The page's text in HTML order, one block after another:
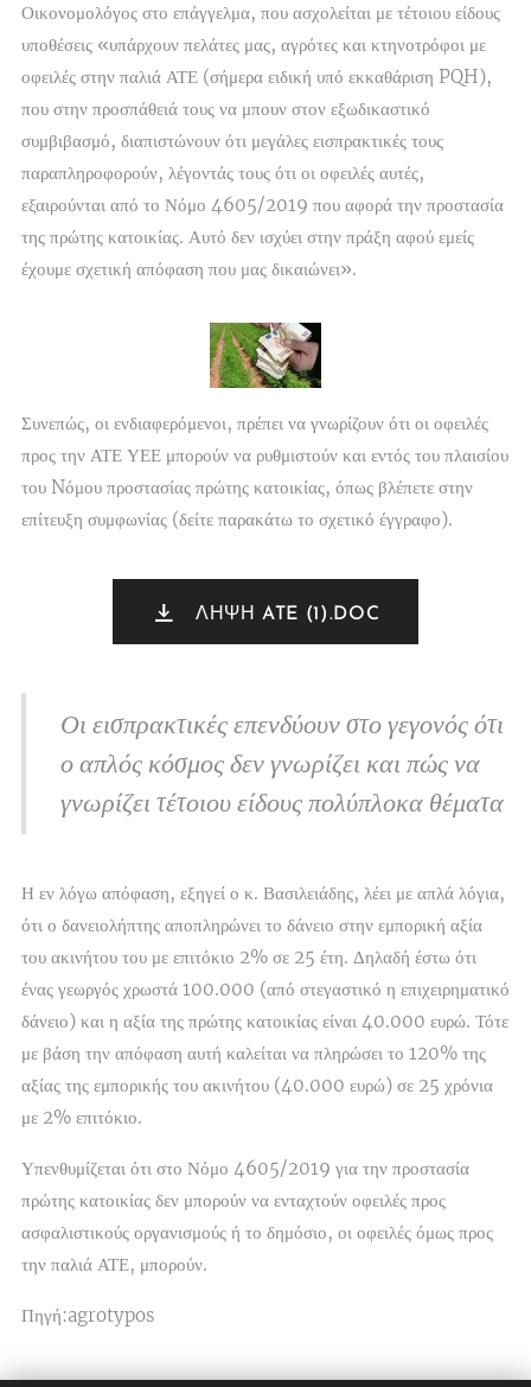
Οικονομολόγος στο επάγγελμα, που ασχολείται με τέτοιου είδους
υποθέσεις «υπάρχουν πελάτες μας, αγρότες και κτηνοτρόφοι με
οφειλές στην παλιά ΑΤΕ (σήμερα ειδική υπό εκκαθάριση PQH),
που στην προσπάθειά τους να μπουν στον εξωδικαστικό
συμβιβασμό, διαπιστώνουν ότι μεγάλες εισπρακτικές τους
παραπληροφορούν, λέγοντάς τους ότι οι οφειλές αυτές,
εξαιρούνται από το Νόμο 4605/2019 που αφορά την προστασία
της πρώτης κατοικίας. Αυτό δεν ισχύει στην πράξη αφού εμείς
έχουμε σχετική απόφαση που μας δικαιώνει».
Συνεπώς, οι ενδιαφερόμενοι, πρέπει να γνωρίζουν ότι οι οφειλές
προς την ΑΤΕ ΥΕΕ μπορούν να ρυθμιστούν και εντός του πλαισίου
του Nόμου προστασίας πρώτης κατοικίας, όπως βλέπετε στην
επίτευξη συμφωνίας (δείτε παρακάτω το σχετικό έγγραφο).
ΛΗΨΗ ATE (1).DOC
Οι εισπρακτικές επενδύουν στο γεγονός ότι
ο απλός κόσμος δεν γνωρίζει και πώς να
γνωρίζει τέτοιου είδους πολύπλοκα θέματα
Η εν λόγω απόφαση, εξηγεί ο κ. Βασιλειάδης, λέει με απλά λόγια,
ότι ο δανειολήπτης αποπληρώνει το δάνειο στην εμπορική αξία
του ακινήτου του με επιτόκιο 2% σε 25 έτη. Δηλαδή έστω ότι
ένας γεωργός χρωστά 100.000 (από στεγαστικό η επιχειρηματικό
δάνειο) και η αξία της πρώτης κατοικίας είναι 40.000 ευρώ. Τότε
με βάση την απόφαση αυτή καλείται να πληρώσει το 120% της
αξίας της εμπορικής του ακινήτου (40.000 ευρώ) σε 25 χρόνια
με 2% επιτόκιο.
Υπενθυμίζεται ότι στο Νόμο 4605/2019 για την προστασία
πρώτης κατοικίας δεν μπορούν να ενταχτούν οφειλές προς
ασφαλιστικούς οργανισμούς ή το δημόσιο, οι οφειλές όμως προς
την παλιά ΑΤΕ, μπορούν.
Πηγή:agrotypos